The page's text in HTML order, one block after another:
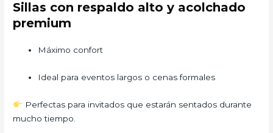
Sillas con respaldo alto y acolchado
premium
Máximo confort
Ideal para eventos largos o cenas formales
Perfectas para invitados que estarán sentados durante
mucho tiempo.